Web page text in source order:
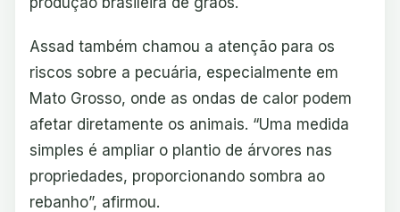
Assad também chamou a atenção para os
riscos sobre a pecuária, especialmente em
Mato Grosso, onde as ondas de calor podem
afetar diretamente os animais. “Uma medida
simples é ampliar o plantio de árvores nas
propriedades, proporcionando sombra ao
rebanho”, afirmou.